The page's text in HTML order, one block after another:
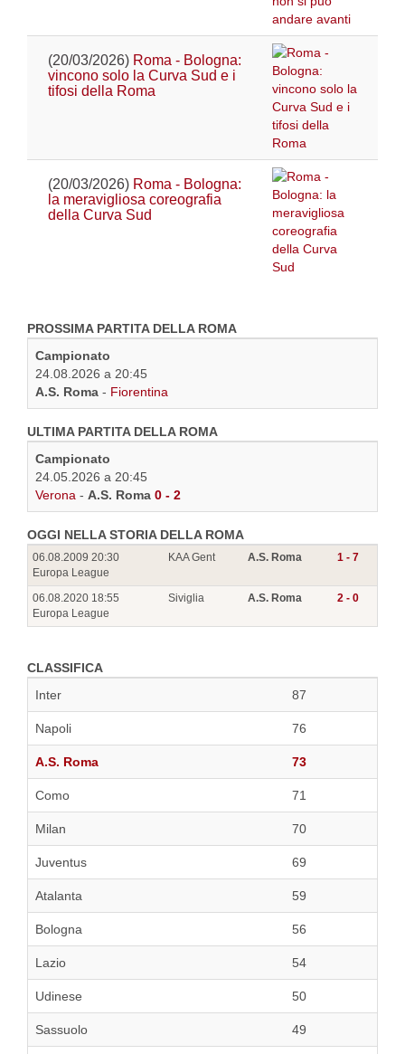
(20/03/2026) Roma - Bologna:
vincono solo la Curva Sud e i
tifosi della Roma
(20/03/2026) Roma - Bologna:
la meravigliosa coreografia
della Curva Sud
PROSSIMA PARTITA DELLA ROMA
Campionato
24.08.2026 a 20:45
A.S. Roma - Fiorentina
ULTIMA PARTITA DELLA ROMA
Campionato
24.05.2026 a 20:45
Verona - A.S. Roma 0 - 2
OGGI NELLA STORIA DELLA ROMA
06.08.2009 20:30
Europa League
KAA Gent A.S. Roma 1 - 7
06.08.2020 18:55
Europa League
Siviglia A.S. Roma 2 - 0
CLASSIFICA
Inter
87
Napoli 76
A.S. Roma 73
Como 71
Milan 70
Juventus 69
Atalanta 59
Bologna 56
Lazio 54
Udinese 50
Sassuolo 49